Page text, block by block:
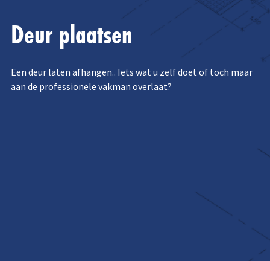
Deur plaatsen
Een deur laten afhangen.. Iets wat u zelf doet of toch maar
aan de professionele vakman overlaat?